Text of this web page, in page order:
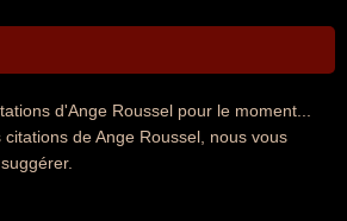
d'Ange Roussel pour le moment...
de Ange Roussel, nous vous